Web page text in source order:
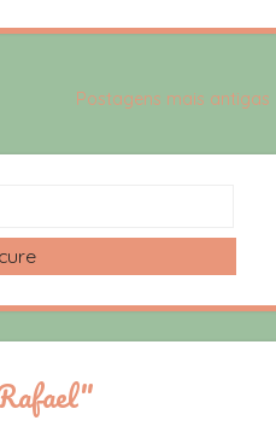
Postagens mais antigas